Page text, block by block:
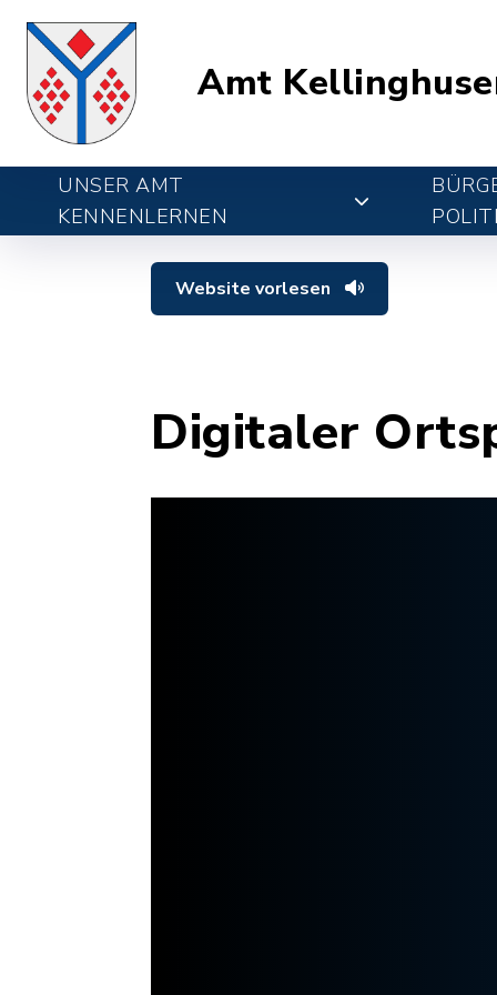
Amt
UNSER AMT
KENNENLERNEN
Website vorlesen
Digitaler